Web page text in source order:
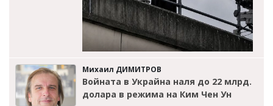
Михаил ДИМИТРОВ
Войната в Украйна наля до 22 млрд.
долара в режима на Ким Чен Ун